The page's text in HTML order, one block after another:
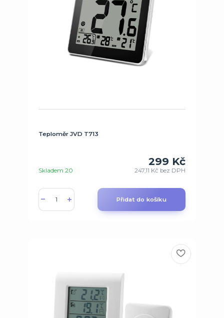
Teploměr JVD T713
299 Kč
247,11 Kč bez DPH
Skladem 20
Přidat do košíku